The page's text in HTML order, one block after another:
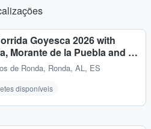
Goyesca 2026 with
Morante de la Puebla and …
de Ronda, Ronda, AL, ES
disponíveis